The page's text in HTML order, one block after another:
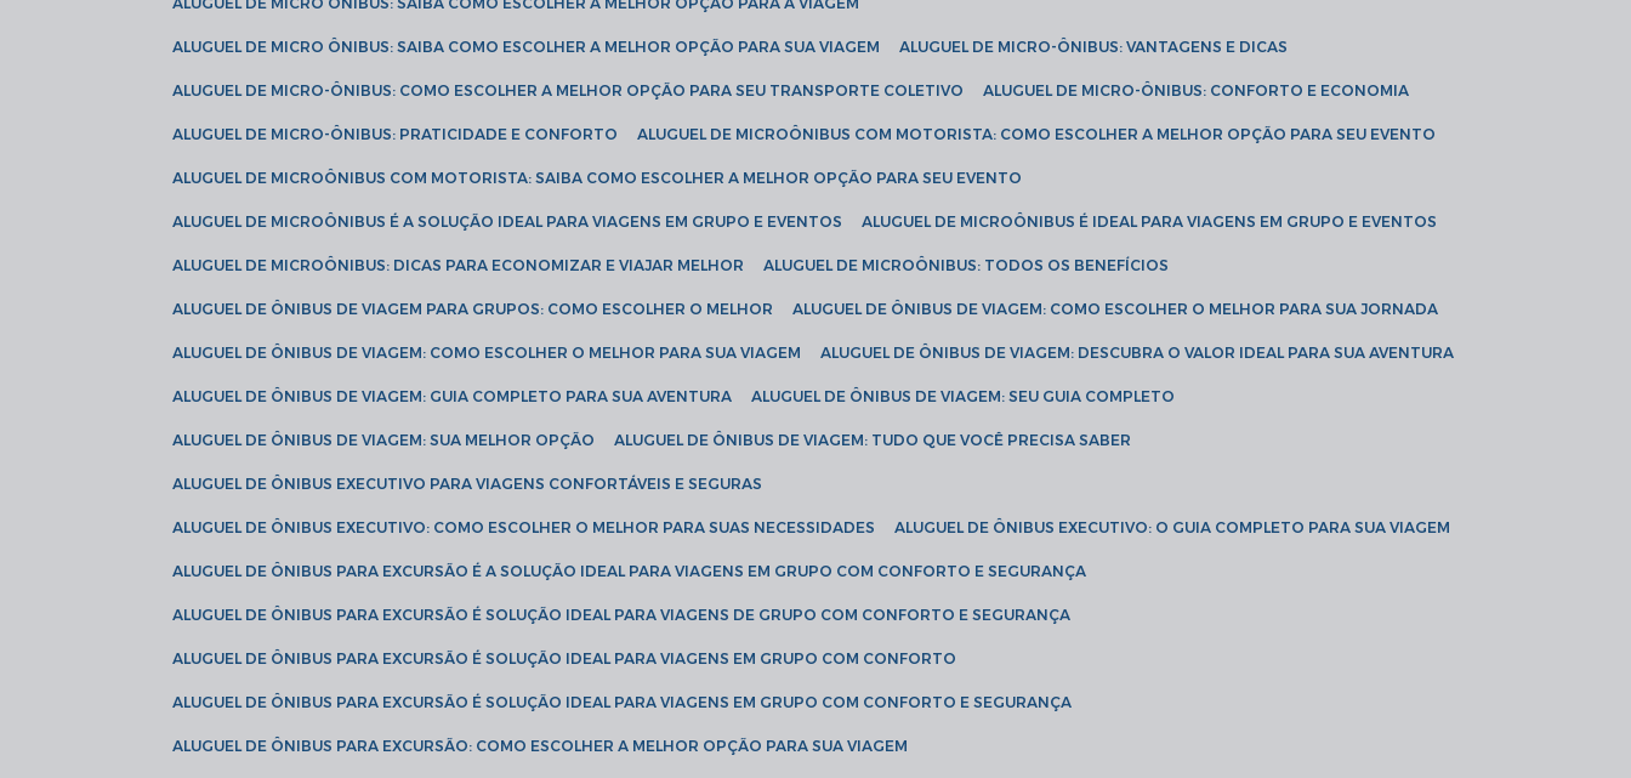
ALUGUEL DE MICRO ÔNIBUS: SAIBA COMO ESCOLHER A MELHOR OPÇÃO PARA SUA VIAGEM ALUGUEL DE MICRO-ÔNIBUS: VANTAGENS E DICAS
ALUGUEL DE MICRO-ÔNIBUS: COMO ESCOLHER A MELHOR OPÇÃO PARA SEU TRANSPORTE COLETIVO ALUGUEL DE MICRO-ÔNIBUS: CONFORTO E ECONOMIA
ALUGUEL DE MICRO-ÔNIBUS: PRATICIDADE E CONFORTO ALUGUEL DE MICROÔNIBUS COM MOTORISTA: COMO ESCOLHER A MELHOR OPÇÃO PARA SEU EVENTO
ALUGUEL DE MICROÔNIBUS COM MOTORISTA: SAIBA COMO ESCOLHER A MELHOR OPÇÃO PARA SEU EVENTO
ALUGUEL DE MICROÔNIBUS É A SOLUÇÃO IDEAL PARA VIAGENS EM GRUPO E EVENTOS ALUGUEL DE MICROÔNIBUS É IDEAL PARA VIAGENS EM GRUPO E EVENTOS
ALUGUEL DE MICROÔNIBUS: DICAS PARA ECONOMIZAR E VIAJAR MELHOR ALUGUEL DE MICROÔNIBUS: TODOS OS BENEFÍCIOS
ALUGUEL DE ÔNIBUS DE VIAGEM PARA GRUPOS: COMO ESCOLHER O MELHOR ALUGUEL DE ÔNIBUS DE VIAGEM: COMO ESCOLHER O MELHOR PARA SUA JORNADA
ALUGUEL DE ÔNIBUS DE VIAGEM: COMO ESCOLHER O MELHOR PARA SUA VIAGEM ALUGUEL DE ÔNIBUS DE VIAGEM: DESCUBRA O VALOR IDEAL PARA SUA AVENTURA
ALUGUEL DE ÔNIBUS DE VIAGEM: GUIA COMPLETO PARA SUA AVENTURA ALUGUEL DE ÔNIBUS DE VIAGEM: SEU GUIA COMPLETO
ALUGUEL DE ÔNIBUS DE VIAGEM: SUA MELHOR OPÇÃO ALUGUEL DE ÔNIBUS DE VIAGEM: TUDO QUE VOCÊ PRECISA SABER
ALUGUEL DE ÔNIBUS EXECUTIVO PARA VIAGENS CONFORTÁVEIS E SEGURAS
ALUGUEL DE ÔNIBUS EXECUTIVO: COMO ESCOLHER O MELHOR PARA SUAS NECESSIDADES ALUGUEL DE ÔNIBUS EXECUTIVO: O GUIA COMPLETO PARA SUA VIAGEM
ALUGUEL DE ÔNIBUS PARA EXCURSÃO É A SOLUÇÃO IDEAL PARA VIAGENS EM GRUPO COM CONFORTO E SEGURANÇA
ALUGUEL DE ÔNIBUS PARA EXCURSÃO É SOLUÇÃO IDEAL PARA VIAGENS DE GRUPO COM CONFORTO E SEGURANÇA
ALUGUEL DE ÔNIBUS PARA EXCURSÃO É SOLUÇÃO IDEAL PARA VIAGENS EM GRUPO COM CONFORTO
ALUGUEL DE ÔNIBUS PARA EXCURSÃO É SOLUÇÃO IDEAL PARA VIAGENS EM GRUPO COM CONFORTO E SEGURANÇA
ALUGUEL DE ÔNIBUS PARA EXCURSÃO: COMO ESCOLHER A MELHOR OPÇÃO PARA SUA VIAGEM